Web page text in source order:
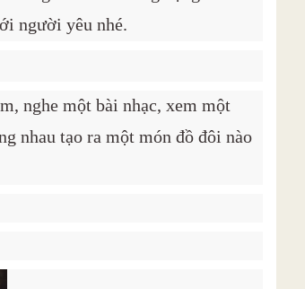
người yêu nhé.
nghe một bài nhạc, xem một
nhau tạo ra một món đồ đôi nào